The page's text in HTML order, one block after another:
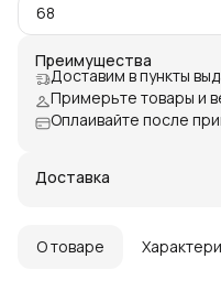
68
Преимущества
Доставим в пункты
Примерьте товары и
Оплаивайте после
Доставка
О товаре